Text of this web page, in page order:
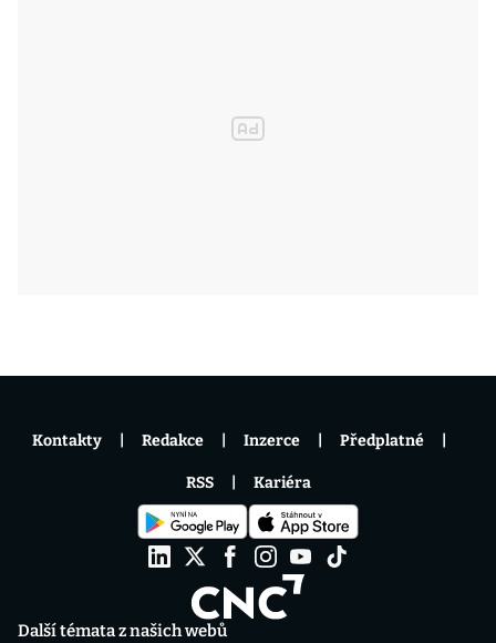
Další témata z našich webů
Kontakty Redakce Inzerce Předplatné
RSS Kariéra